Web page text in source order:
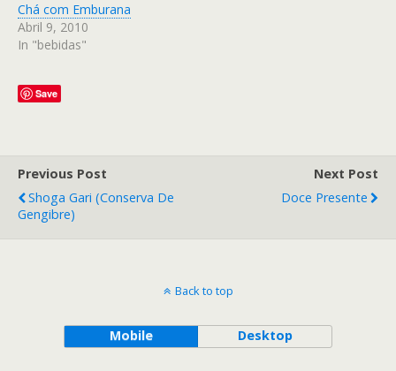
Chá com Emburana
Abril 9, 2010
In "bebidas"
Save
Previous Post
Shoga Gari (Conserva De
Gengibre)
Next Post
Doce Presente
Back to top
Mobile Desktop